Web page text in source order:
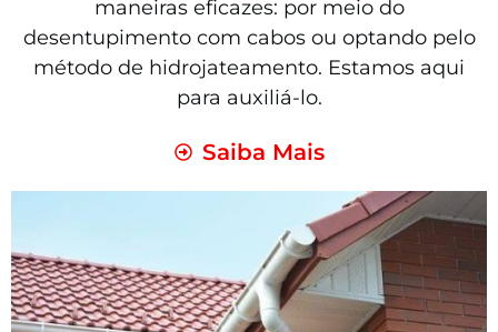
maneiras eficazes: por meio do
desentupimento com cabos ou optando pelo
método de hidrojateamento. Estamos aqui
para auxiliá-lo.
Saiba Mais